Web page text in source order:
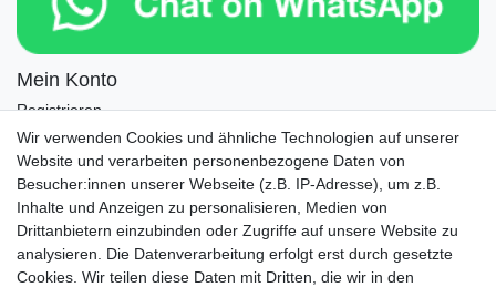
Mein Konto
Registrieren
Login
Newsletter
E-MAIL **
Newsletter
Honig
Wir verwenden Cookies und ähnliche Technologien auf unserer
Website und verarbeiten personenbezogene Daten von
Besucher:innen unserer Webseite (z.B. IP-Adresse), um z.B.
Inhalte und Anzeigen zu personalisieren, Medien von
Drittanbietern einzubinden oder Zugriffe auf unsere Website zu
analysieren. Die Datenverarbeitung erfolgt erst durch gesetzte
Cookies. Wir teilen diese Daten mit Dritten, die wir in den